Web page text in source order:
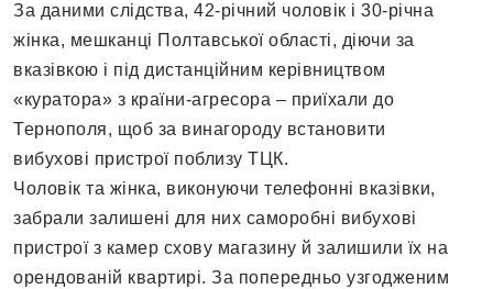
За даними слідства, 42-річний чоловік і 30-річна
жінка, мешканці Полтавської області, діючи за
вказівкою і під дистанційним керівництвом
«куратора» з країни-агресора – приїхали до
Тернополя, щоб за винагороду встановити
вибухові пристрої поблизу ТЦК.
Чоловік та жінка, виконуючи телефонні вказівки,
забрали залишені для них саморобні вибухові
пристрої з камер схову магазину й залишили їх на
орендованій квартирі. За попередньо узгодженим